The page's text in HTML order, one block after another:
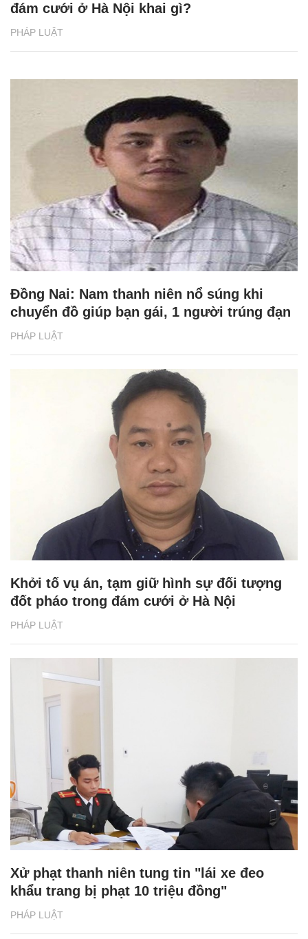
PHÁP LUẬT
đám cưới ở Hà Nội khai gì?
PHÁP LUẬT
Đồng Nai: Nam thanh niên nổ súng khi
chuyển đồ giúp bạn gái, 1 người trúng đạn
PHÁP LUẬT
Khởi tố vụ án, tạm giữ hình sự đối tượng
đốt pháo trong đám cưới ở Hà Nội
PHÁP LUẬT
Xử phạt thanh niên tung tin "lái xe đeo
khẩu trang bị phạt 10 triệu đồng"